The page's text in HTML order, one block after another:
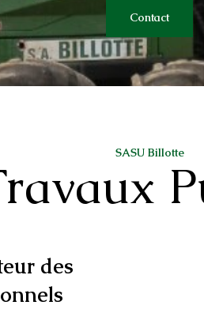
Contact
SASU Billotte
des